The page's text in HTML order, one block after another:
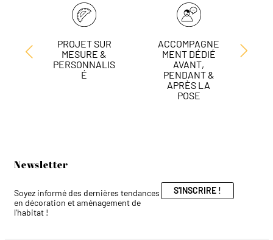
PROJET SUR
MESURE &
PERSONNALIS
É
ACCOMPAGNE
MENT DÉDIÉ
AVANT,
PENDANT &
APRÈS LA
POSE
Newsletter
Soyez informé des dernières tendances
en décoration et aménagement de
l'habitat !
S'INSCRIRE !